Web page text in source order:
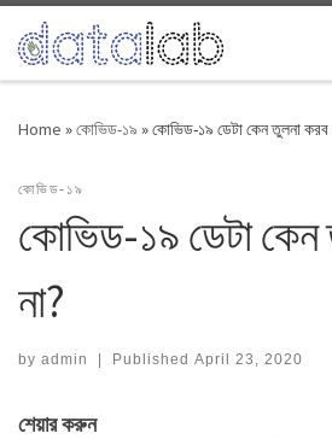
Skip to content
Home »কোভিড-১৯ »কোভিড-১৯ ডেটা কেন তুলনা করব
কোভিড-১৯
কোভিড-১৯ ডেটা
না?
by admin | Published April 23, 2020
শেয়ার করুন